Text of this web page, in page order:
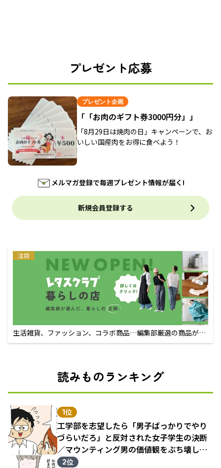
プレゼント応募
プレゼント企画
「「お肉のギフト券3000円分」」
「8月29日は焼肉の日」キャンペーンで、お
いしい国産肉をお得に食べよう！
メルマガ登録で毎週プレゼント情報が届く!
新規会員登録する
注目
生活雑貨、ファッション、コラボ商品…編集部厳選の商品が買
えるECサイト
読みものランキング
1位
工学部を志望したら「男子ばっかりでやり
づらいだろ」と反対された女子学生の決断
／マウンティング男の価値観をぶち壊した
結果（1）
2位